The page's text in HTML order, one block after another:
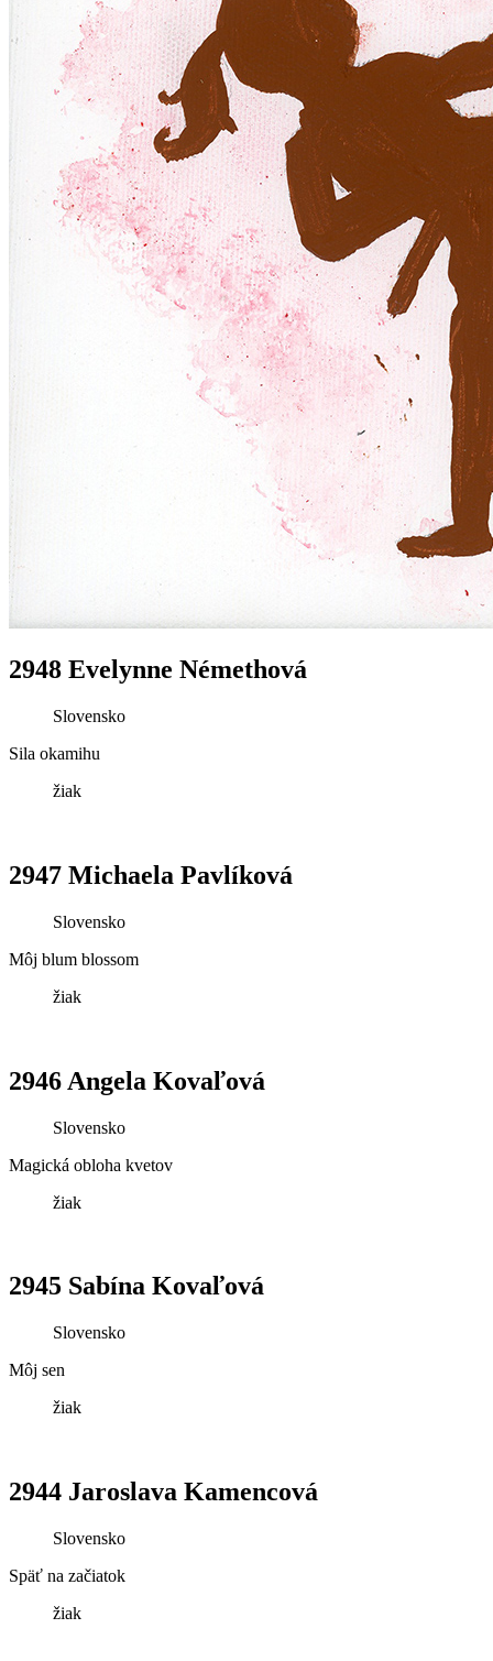
2948 Evelynne Némethová
Slovensko
Sila okamihu
žiak
2947 Michaela Pavlíková
Slovensko
Môj blum blossom
žiak
2946 Angela Kovaľová
Slovensko
Magická obloha kvetov
žiak
2945 Sabína Kovaľová
Slovensko
Môj sen
žiak
2944 Jaroslava Kamencová
Slovensko
Späť na začiatok
žiak